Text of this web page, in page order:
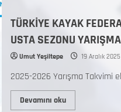
TÜRKİYE KAYAK
USTA SEZONU
Umut Yeşiltepe 19 Aralık 2025
2025-2026 Yarışma Takvimi
Devamını oku